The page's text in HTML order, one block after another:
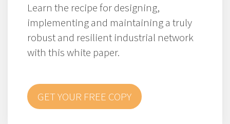
Learn the recipe for designing,
implementing and maintaining a truly
robust and resilient industrial network
with this white paper.
GET YOUR FREE COPY